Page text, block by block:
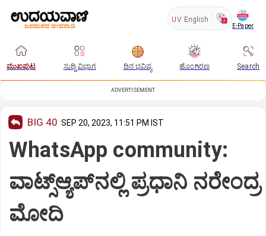
UV English
E-Paper
ಮುಖಪುಟ ಸುದ್ದಿ ವಿಭಾಗ ದಿನ ಭವಿಷ್ಯ ಹೊಂಗಿರಣ Search
ADVERTISEMENT
BIG 40 SEP 20, 2023, 11:51 PM IST
WhatsApp community:
ವಾಟ್ಸ್‌ಆ್ಯಪ್‌ನಲ್ಲಿ ಪ್ರಧಾನಿ ನರೇಂದ್ರ
ಮೋದಿ